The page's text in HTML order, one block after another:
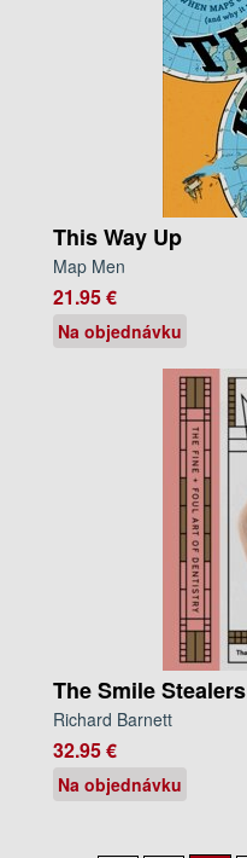
This Way Up
Map Men
21.95 €
Na objednávku
The Smile Stealers
Richard Barnett
32.95 €
Na objednávku